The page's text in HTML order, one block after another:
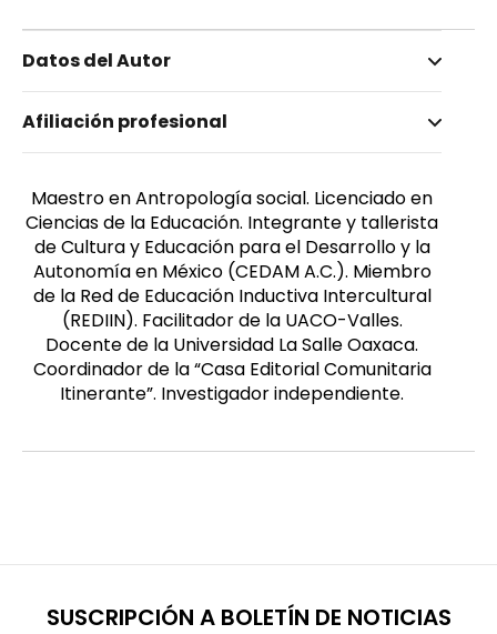
Datos del Autor
Cruz, Miguel Cornelio
Afiliación profesional
Maestro en Antropología social. Licenciado en
Ciencias de la Educación. Integrante y tallerista
de Cultura y Educación para el Desarrollo y la
Autonomía en México (CEDAM A.C.). Miembro
de la Red de Educación Inductiva Intercultural
(REDIIN). Facilitador de la UACO-Valles.
Docente de la Universidad La Salle Oaxaca.
Coordinador de la “Casa Editorial Comunitaria
Itinerante”. Investigador independiente.
SUSCRIPCIÓN A BOLETÍN DE NOTICIAS